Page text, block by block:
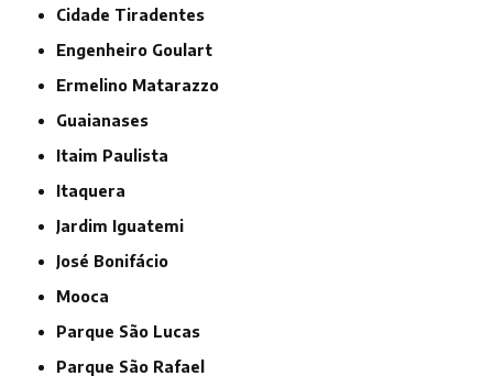
Cidade Tiradentes
Engenheiro Goulart
Ermelino Matarazzo
Guaianases
Itaim Paulista
Itaquera
Jardim Iguatemi
José Bonifácio
Mooca
Parque São Lucas
Parque São Rafael